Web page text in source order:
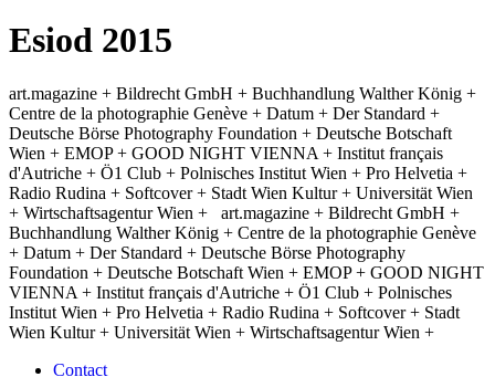
Esiod 2015
art.magazine + Bildrecht GmbH + Buchhandlung Walther König +
Centre de la photographie Genève + Datum + Der Standard +
Deutsche Börse Photography Foundation + Deutsche Botschaft
Wien + EMOP + GOOD NIGHT VIENNA + Institut français
d'Autriche + Ö1 Club + Polnisches Institut Wien + Pro Helvetia +
Radio Rudina + Softcover + Stadt Wien Kultur + Universität Wien
+ Wirtschaftsagentur Wien +
art.magazine + Bildrecht GmbH +
Buchhandlung Walther König + Centre de la photographie Genève
+ Datum + Der Standard + Deutsche Börse Photography
Foundation + Deutsche Botschaft Wien + EMOP + GOOD NIGHT
VIENNA + Institut français d'Autriche + Ö1 Club + Polnisches
Institut Wien + Pro Helvetia + Radio Rudina + Softcover + Stadt
Wien Kultur + Universität Wien + Wirtschaftsagentur Wien +
Contact